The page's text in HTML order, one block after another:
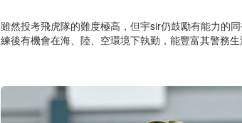
雖然投考飛虎隊的難度極高，但宇sir仍鼓勵有能力的
練後有機會在海、陸、空環境下執勤，能豐富其警務生